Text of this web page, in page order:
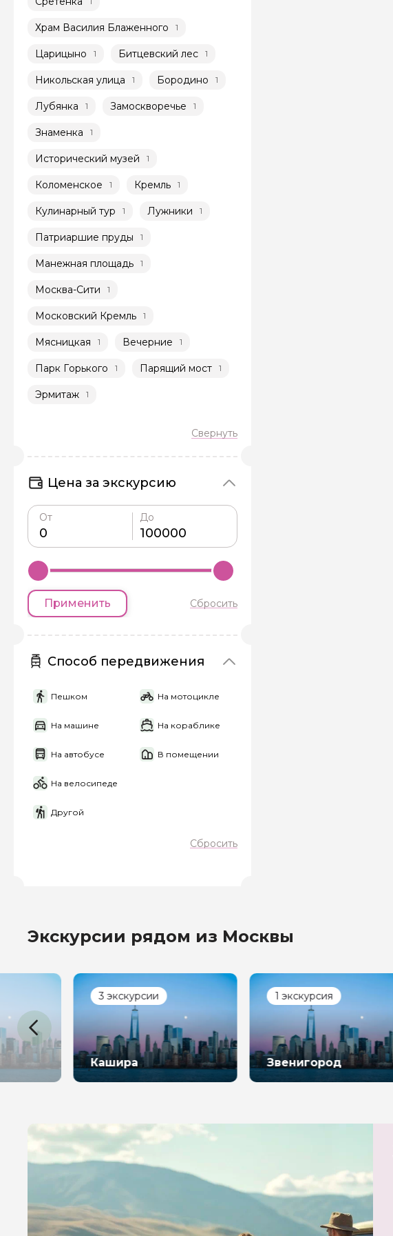
Храм Василия Блаженного 1
Царицыно 1 Битцевский лес 1
Никольская улица 1 Бородино 1
Лубянка 1 Замоскворечье 1
Знаменка 1
Исторический музей 1
Коломенское 1 Кремль 1
Кулинарный тур 1 Лужники 1
Патриаршие пруды 1
Манежная площадь 1
Москва-Сити 1
Московский Кремль 1
Мясницкая 1 Вечерние 1
Парк Горького 1 Парящий мост 1
Эрмитаж 1
Цена за экскурсию
От До
Применить Сбросить
Способ передвижения
Пешком На мотоцикле
На машине На кораблике
На автобусе В помещении
На велосипеде
Другой
Сбросить
Экскурсии рядом из Москвы
3 экскурсии
Кашира
1 экскурсия
Звенигород